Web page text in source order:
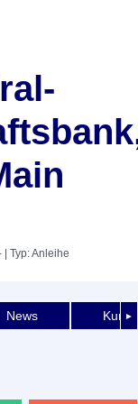
| Typ: Anleihe
►
News